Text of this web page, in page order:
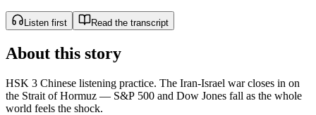
Listen first Read the transcript
About this story
HSK 3 Chinese listening practice. The Iran-Israel war closes in on
the Strait of Hormuz — S&P 500 and Dow Jones fall as the whole
world feels the shock.